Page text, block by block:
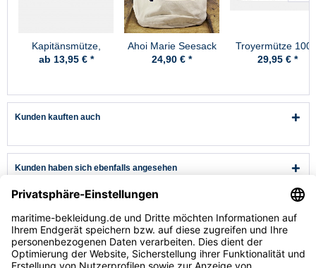
Kapitänsmütze,
Premium
ab 13,95 € *
Ahoi Marie Seesack
Anker
24,90 € *
Troyermütze
Schurwolle
29,95 € *
Kunden kauften auch
Kunden haben sich ebenfalls angesehen
Kundenservice